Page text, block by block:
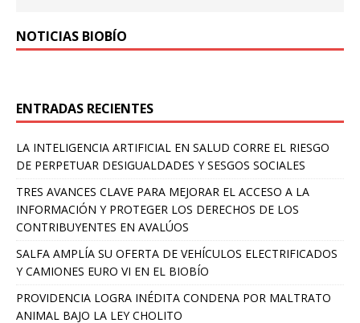
NOTICIAS BIOBÍO
ENTRADAS RECIENTES
LA INTELIGENCIA ARTIFICIAL EN SALUD CORRE EL RIESGO
DE PERPETUAR DESIGUALDADES Y SESGOS SOCIALES
TRES AVANCES CLAVE PARA MEJORAR EL ACCESO A LA
INFORMACIÓN Y PROTEGER LOS DERECHOS DE LOS
CONTRIBUYENTES EN AVALÚOS
SALFA AMPLÍA SU OFERTA DE VEHÍCULOS ELECTRIFICADOS
Y CAMIONES EURO VI EN EL BIOBÍO
PROVIDENCIA LOGRA INÉDITA CONDENA POR MALTRATO
ANIMAL BAJO LA LEY CHOLITO